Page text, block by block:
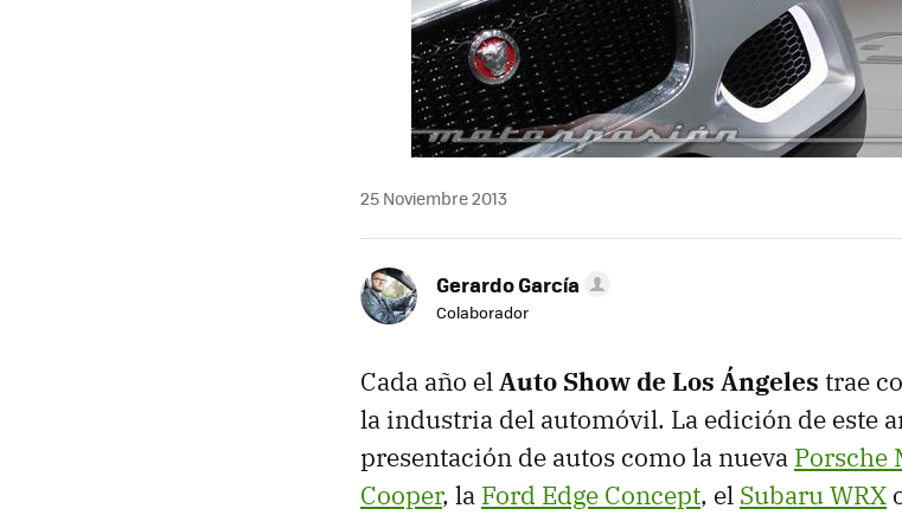
25 Noviembre 2013
Gerardo García
Colaborador
Cada año elAuto Show de Los Ángeles trae
la industria del automóvil. La edición de este
presentación de autos como la nueva Porsche
Cooper, la Ford Edge Concept, el Subaru WRX